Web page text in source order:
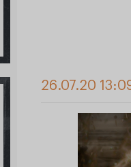
26.07.20